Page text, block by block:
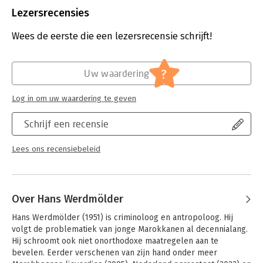
Uitgever:
Verschijningsdatum:
23-10-2023
Mens en maatschappij
Strafrecht - Criminologie
Lezersrecensies
Wees de eerste die een lezersrecensie schrijft!
Schrijf een recensie
Lees ons recensiebeleid
Uw waardering ?
Log in om uw waardering te geven
Over Hans Werdmölder
Hans Werdmölder (1951) is criminoloog en antropoloog. Hij
volgt de problematiek van jonge Marokkanen al decennialang.
Hij schroomt ook niet onorthodoxe maatregelen aan te